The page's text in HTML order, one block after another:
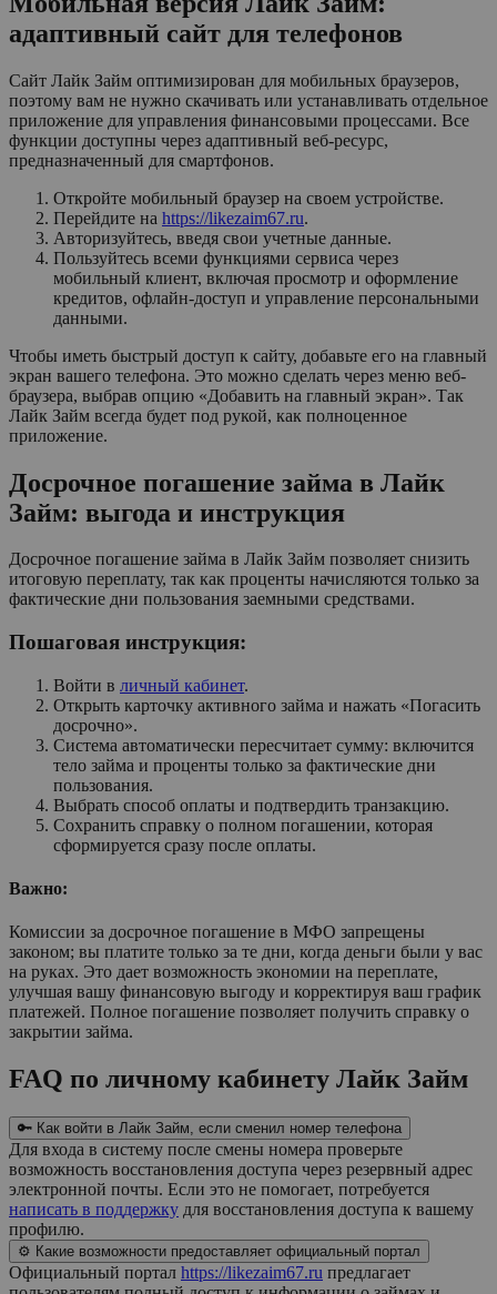
адаптивный сайт для телефонов
Сайт Лайк Займ оптимизирован для мобильных браузеров,
поэтому вам не нужно скачивать или устанавливать отдельное
приложение для управления финансовыми процессами. Все
функции доступны через адаптивный веб-ресурс,
предназначенный для смартфонов.
Откройте мобильный браузер на своем устройстве.
Перейдите на https://likezaim67.ru.
Авторизуйтесь, введя свои учетные данные.
Пользуйтесь всеми функциями сервиса через
мобильный клиент, включая просмотр и оформление
кредитов, офлайн-доступ и управление персональными
данными.
Чтобы иметь быстрый доступ к сайту, добавьте его на главный
экран вашего телефона. Это можно сделать через меню веб-
браузера, выбрав опцию «Добавить на главный экран». Так
Лайк Займ всегда будет под рукой, как полноценное
приложение.
Досрочное погашение займа в Лайк
Займ: выгода и инструкция
Досрочное погашение займа в Лайк Займ позволяет снизить
итоговую переплату, так как проценты начисляются только за
фактические дни пользования заемными средствами.
Пошаговая инструкция:
Войти в личный кабинет.
Открыть карточку активного займа и нажать «Погасить
досрочно».
Система автоматически пересчитает сумму: включится
тело займа и проценты только за фактические дни
пользования.
Выбрать способ оплаты и подтвердить транзакцию.
Сохранить справку о полном погашении, которая
сформируется сразу после оплаты.
Важно:
Комиссии за досрочное погашение в МФО запрещены
законом; вы платите только за те дни, когда деньги были у вас
на руках. Это дает возможность экономии на переплате,
улучшая вашу финансовую выгоду и корректируя ваш график
платежей. Полное погашение позволяет получить справку о
закрытии займа.
FAQ по личному кабинету Лайк Займ
🔑 Как войти в Лайк Займ, если сменил номер телефона
Для входа в систему после смены номера проверьте
возможность восстановления доступа через резервный адрес
электронной почты. Если это не помогает, потребуется
написать в поддержку для восстановления доступа к вашему
профилю.
⚙️ Какие возможности предоставляет официальный портал
Официальный портал https://likezaim67.ru предлагает